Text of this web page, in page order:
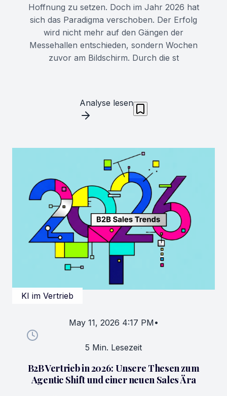
Hoffnung zu setzen. Doch im Jahr 2026 hat
sich das Paradigma verschoben. Der Erfolg
wird nicht mehr auf den Gängen der
Messehallen entschieden, sondern Wochen
zuvor am Bildschirm. Durch die st
Analyse lesen
KI im Vertrieb
May 11, 2026 4:17 PM•
5 Min. Lesezeit
B2B Vertrieb in 2026: Unsere Thesen zum
Agentic Shift und einer neuen Sales Ära